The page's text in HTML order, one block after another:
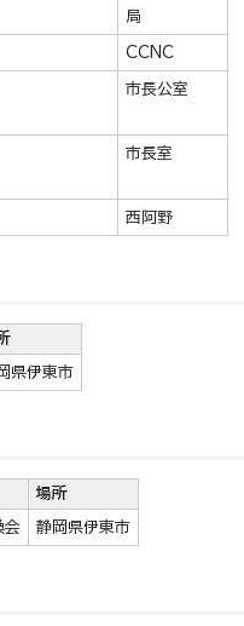
局
CCNC
市長公室
市長室
西阿野
県伊東市
場所
会 静岡県伊東市